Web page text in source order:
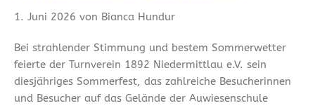
1. Juni 2026 von Bianca Hundur
Bei strahlender Stimmung und bestem Sommerwetter
feierte der Turnverein 1892 Niedermittlau e.V. sein
diesjähriges Sommerfest, das zahlreiche Besucherinnen
und Besucher auf das Gelände der Auwiesenschule